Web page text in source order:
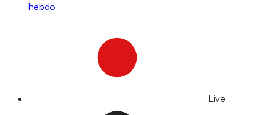
hebdo
Live